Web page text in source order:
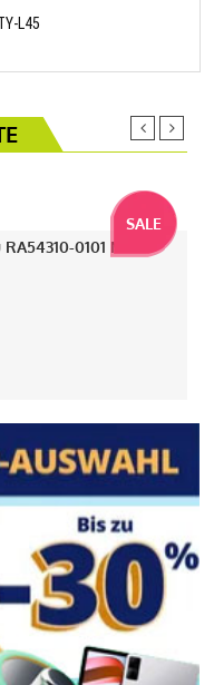
L45
SALE
0101 Mit